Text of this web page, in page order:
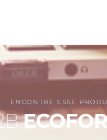
ENCONTRE ESSE